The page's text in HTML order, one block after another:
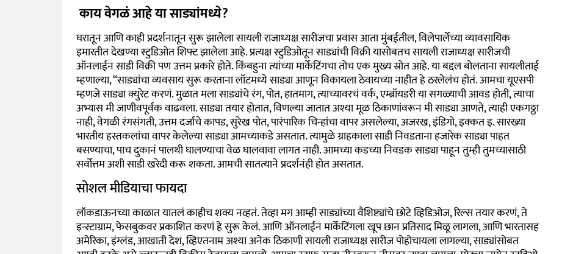
काय वेगळं आहे या साड्यांमध्ये?
घरातून आणि काही प्रदर्शनातून सुरू झालेला सायली राजाध्यक्ष सारीजचा प्रवास आता मुंबईतील, विलेपार्लेच्या व्यावसायिक
इमारतीत देखण्या स्टुडिओत शिफ्ट झालेला आहे. प्रत्यक्ष स्टुडिओतून साड्यांची विक्री यासोबतच सायली राजाध्यक्ष सारीजची
ऑनलाईन साडी विक्री पण उत्तम प्रकारे होते. किंबहुना त्यांच्या मार्केटिंगचा तोच एक मुख्य स्रोत आहे. या बद्दल बोलताना सायलीताई
म्हणाल्या,“साड्यांचा व्यवसाय सुरू करताना लॉटमध्ये साड्या आणून विकायला ठेवायच्या नाहीत हे ठरलेलंच होतं. आमचा यूएसपी
म्हणजे साड्या क्युरेट करणं. मुळात मला साड्यांचे रंग, पोत, हातमाग, त्याच्यावरचं वर्क, एम्ब्रॉयडरी या सगळ्याची आवड होती, त्याचा
अभ्यास मी जाणीवपूर्वक वाढवला. साड्या तयार होतात, विणल्या जातात अश्या मूळ ठिकाणांवरून मी साड्या आणते, त्याही एकगठ्ठा
नाही, वेगळी रंगसंगती, उत्तम दर्जाचे कापड, सुरेख पोत, पारंपारिक चिन्हांचा वापर असलेल्या, अजरख, इंडिगो, इक्कतइ. सारख्या
भारतीय हस्तकलांचा वापर केलेल्या साड्या आमच्याकडे असतात. त्यामुळे ग्राहकाला साडी निवडताना हजारेक साड्या पाहत
बसण्याचा, पाच दुकानं पालथी घालण्याचा वेळ घालवावा लागत नाही. आमच्या कडच्या निवडक साड्या पाहून तुम्ही तुमच्यासाठी
सर्वोत्तम अशी साडी खरेदी करू शकता. आमची सातत्याने प्रदर्शनंही होत असतात.
सोशल मीडियाचा फायदा
लॉकडाऊनच्या काळात यातलं काहीच शक्य नव्हतं. तेव्हा मग आम्ही साड्यांच्या वैशिष्ट्यांचे छोटे व्हिडिओज, रिल्स तयार करणं, ते
इन्स्टाग्राम, फेसबुकवर प्रकाशित करणं हे सुरू केलं. आणि ऑनलाईन मार्केटिंगला खूप छान प्रतिसाद मिळू लागला, आणि भारतासह
अमेरिका, इंग्लंड, आखाती देश, व्हिएतनाम अश्या अनेक ठिकाणी सायली राजाध्यक्ष सारीज पोहोचायला लागल्या, साड्यांसोबत